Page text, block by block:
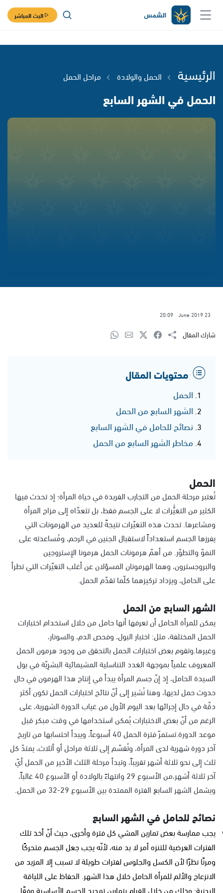
البث المباشر
الرئيسية الحمل والولادة مراحل الحمل
الحمل في الشهر السابع
23 June 2019
20:09
شارك المقال
محتويات المقال
الحمل
الشهر السابع من الحمل
نصائح للحامل في الشهر السابع
مخاطر الشهر السابع من الحمل
الحمل
تُعتبر مرحلة الحمل من التجارب الفريدة في حياة المرأة؛ إذ تحدث فيها
الكثير من التغيُّرات لا على الجسم فقط، بل تتعدّاه إلى مزاج المرأة
ومشاعرها. تحدث هذه التغيّرات نتيجةً للعديد من الهرمونات التي
يفرزها الجسم استعداداً لاستقبال الجنين في الرحم، ومُساعدته على
النموّ والتطوّر. من أهمّ هرمونات الحمل هرمونا الإستروجين
والبروجسترون، وهما الهرمونان المسؤلان عن أغلب التغيّرات التي تطرأ
على الحامل، ويزداد تركيزهما كلّما تقدّم الحمل.
الشهر السابع من الحمل
يمكن للمرأة الحامل أن تعرفها أنها حامل من خلال استخدام اختبارات
الحمل المختلفة، مثل: اختبار البول، وفحص الدم، والسونار،
وغيرها.وتقوم بعض اختبارات الحمل بالتحقق من وجود هرمون الحمل
المعروف علمياً بموجهة الغدد التناسلية المشيمائية البشرِيّة في بول
السيدة الحامل، إذ إنّ جسم المرأة يبدأ في إنتاج هذا الهرمون في حال
حدوث حمل لديها، وهنا نُشير إلى أنّ نتائج اختبارات الحمل تكون أكثر
دقّة في حال إجرائها بعد اليوم الأول من غياب الدورة الشهرية، على
الرغم من أنّ بعض الاختبارات يُمكن استخدامها في وقت مبكر قبل
موعد الدورة.تستمرّ فترة الحمل 40 أسبوعاً، ويبدأ احتسابها من تاريخ
آخر دورة شهرية لدى المرأة، وتُقسّم إلى ثلاثة مراحل أو أثلاث، يمتدّ كل
ثلث إلى نحو ثلاثة أشهر تقريباً، وتبدأ مرحلة الثلث الأخير من الحمل أيّ
آخر ثلاثة أشهر،من الأسبوع 29 وانتهاءً بالولادة أو الأسبوع 40 غالباً،
ويشمل الشهر السابع الفترة الممتدة بين الأسبوع 29-32 من الحمل.
نصائح للحامل في الشهر السابع
يجب ممارسة بعض تمارين المشي كل فترة وأخرى، حيث أنّ أخذ تلك
الفترات العرضية للتنزه أمر لا بد منه، لأنّه يجب جعل الجسم متحركًا
ومرنًا نظرًا لأن الكسل والجلوس لفترات طويلة لا تسبب إلا المزيد من
الانزعاج والألم للمرأة الحامل خلال هذا الشهر. الحفاظ على اللياقة
البدنية: وذلك من خلال القيام بتمارين تمديد الجسم الأساسية وفقًا